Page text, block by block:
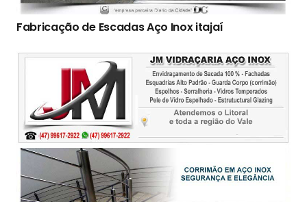
Fabricação de Escadas Aço Inox itajaí